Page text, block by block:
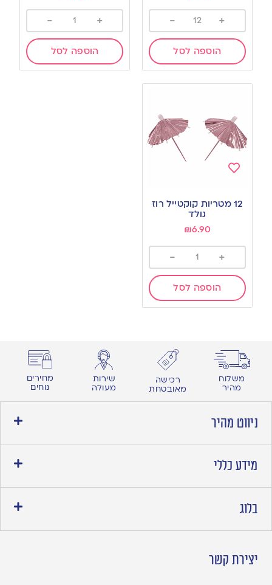
+
-
הוספה לסל
+
-
הוספה לסל
to12 מטריות קוקטייל רוז
גולד
₪6.90
+
-
הוספה לסל
משלוח
מהיר
רכישה
מאובטחת
שירות
מעולה
מחירים
נוחים
ניווט מהיר
מידע כללי
בלוג
יצירת קשר